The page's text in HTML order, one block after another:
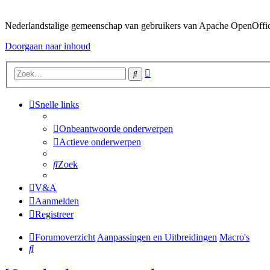
Nederlandstalige gemeenschap van gebruikers van Apache
Doorgaan naar inhoud
Zoek
Snelle links
Onbeantwoorde onderwerpen
Actieve onderwerpen
Zoek
V&A
Aanmelden
Registreer
Forumoverzicht Aanpassingen en Uitbreidingen Macro's
Zoek